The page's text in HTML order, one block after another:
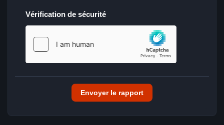
Vérification de sécurité
Envoyer le rapport